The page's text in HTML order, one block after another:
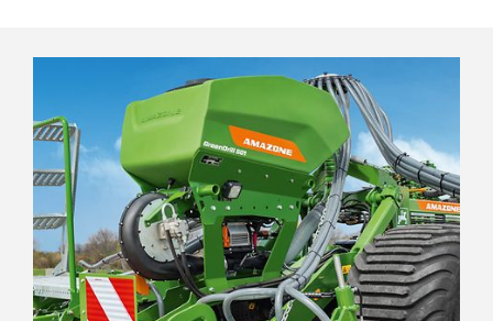
Le grand diamètre assure un déroulement
facile
Palier de rouleau HD pour une durabilité
maximale